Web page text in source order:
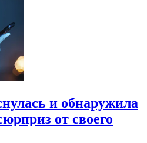
и обнаружила
от своего